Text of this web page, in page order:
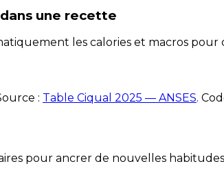
dans une recette
les calories et macros pour
: Table Ciqual 2025 — ANSES.
pour ancrer de nouvelles